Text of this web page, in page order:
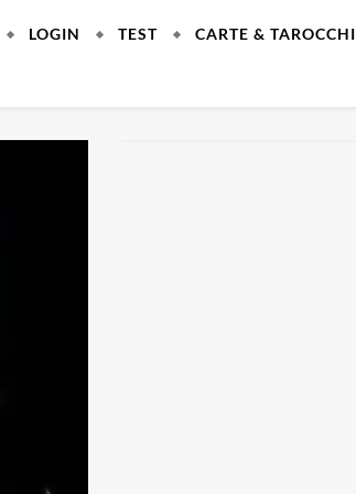
LOGIN TEST CARTE & TAROCCHI